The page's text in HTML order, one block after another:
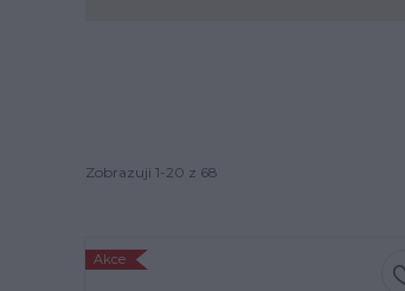
Zobrazuji 1-20 z 68
Akce